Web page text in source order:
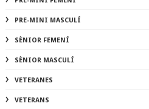
PRE-MINI MASCULÍ
SÈNIOR FEMENÍ
SÈNIOR MASCULÍ
VETERANES
VETERANS